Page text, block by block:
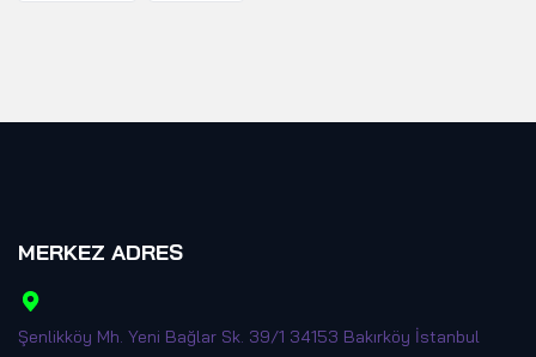
MERKEZ ADRES
Şenlikköy Mh. Yeni Bağlar Sk. 39/1 34153 Bakırköy İstanbul